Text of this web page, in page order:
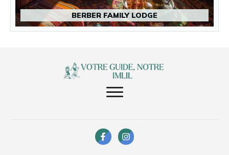
BERBER FAMILY LODGE